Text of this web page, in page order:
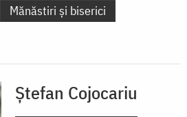
Mănăstiri și biserici
Ștefan Cojocariu